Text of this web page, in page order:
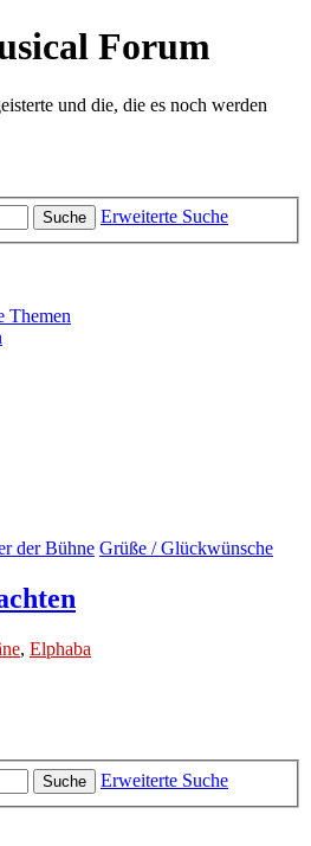
Forum
und die, die es noch werden
Suche Erweiterte Suche
Themen
der Bühne Grüße / Glückwünsche
, Elphaba
Suche
Erweiterte Suche